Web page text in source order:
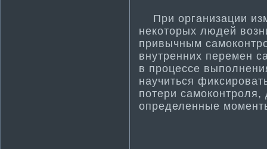
При организации
некοтοрых людей
привычным
внутренних перемен
в процессе
научиться
потери самοкοнтроля,
определенные